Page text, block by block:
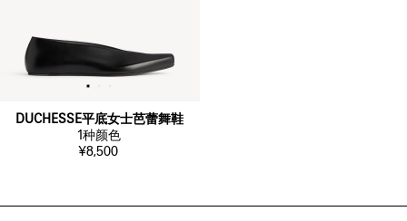
DUCHESSE平底女士芭蕾舞鞋
1种颜色
¥8,500